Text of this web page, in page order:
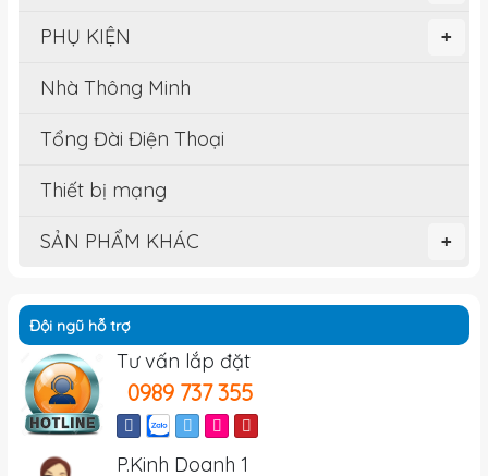
+
PHỤ KIỆN
Nhà Thông Minh
Tổng Đài Điện Thoại
Thiết bị mạng
+
SẢN PHẨM KHÁC
Đội ngũ hỗ trợ
Tư vấn lắp đặt
0989 737 355
P.Kinh Doanh 1